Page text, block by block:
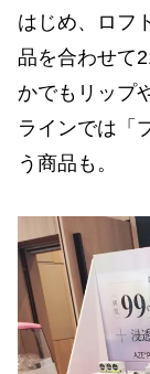
はじめ、ロフ
品を合わせて
かでもリップ
ラインでは「
う商品も。